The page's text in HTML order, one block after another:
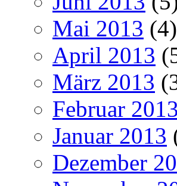
Mai 2013 (4)
April 2013
März 2013
Februar 2013
Januar 2013
Dezember